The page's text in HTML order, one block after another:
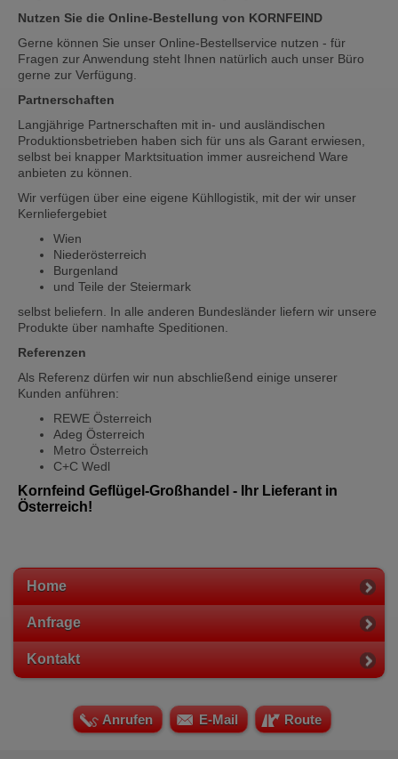
Nutzen Sie die Online-Bestellung von KORNFEIND
Gerne können Sie unser Online-Bestellservice nutzen - für
Fragen zur Anwendung steht Ihnen natürlich auch unser Büro
gerne zur Verfügung.
Partnerschaften
Langjährige Partnerschaften mit in- und ausländischen
Produktionsbetrieben haben sich für uns als Garant erwiesen,
selbst bei knapper Marktsituation immer ausreichend Ware
anbieten zu können.
Wir verfügen über eine eigene Kühllogistik, mit der wir unser
Kernliefergebiet
Wien
Niederösterreich
Burgenland
und Teile der Steiermark
selbst beliefern. In alle anderen Bundesländer liefern wir unsere
Produkte über namhafte Speditionen.
Referenzen
Als Referenz dürfen wir nun abschließend einige unserer
Kunden anführen:
REWE Österreich
Adeg Österreich
Metro Österreich
C+C Wedl
Kornfeind Geflügel-Großhandel - Ihr Lieferant in
Österreich!
Home
Anfrage
Kontakt
Anrufen E-Mail Route